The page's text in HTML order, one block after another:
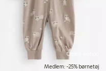
Online edition
Medlem: -25% børnetøj